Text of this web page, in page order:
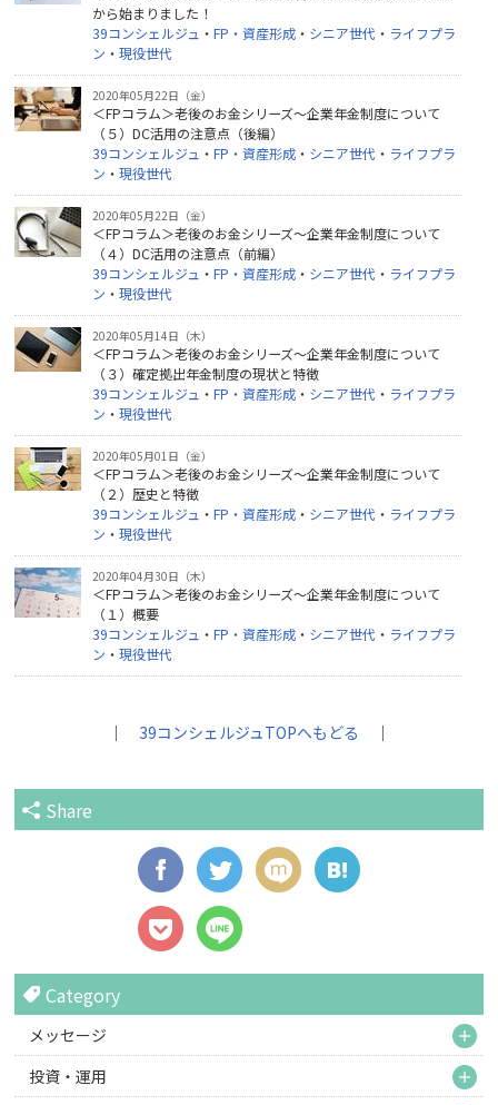
から始まりました！
39コンシェルジュ ・FP・資産形成 ・ シニア世代 ・ ライフプラ
ン ・現役世代
2020年05月22日（金）
＜FPコラム＞老後のお金シリーズ～企業年金制度について
（５）DC活用の注意点（後編）
39コンシェルジュ ・FP・資産形成 ・ シニア世代 ・ ライフプラ
ン ・現役世代
2020年05月22日（金）
＜FPコラム＞老後のお金シリーズ～企業年金制度について
（４）DC活用の注意点（前編）
39コンシェルジュ ・FP・資産形成 ・ シニア世代 ・ ライフプラ
ン ・現役世代
2020年05月14日（木）
＜FPコラム＞老後のお金シリーズ～企業年金制度について
（３）確定拠出年金制度の現状と特徴
39コンシェルジュ ・FP・資産形成 ・ シニア世代 ・ ライフプラ
ン ・現役世代
2020年05月01日（金）
＜FPコラム＞老後のお金シリーズ～企業年金制度について
（２）歴史と特徴
39コンシェルジュ ・FP・資産形成 ・ シニア世代 ・ ライフプラ
ン ・現役世代
2020年04月30日（木）
＜FPコラム＞老後のお金シリーズ～企業年金制度について
（１）概要
39コンシェルジュ ・FP・資産形成 ・ シニア世代 ・ ライフプラ
ン ・現役世代
｜ 39コンシェルジュTOPへもどる ｜
Share
Category
メッセージ
投資・運用